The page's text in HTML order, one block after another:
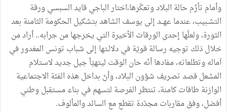
وأمام تأزّمحالة البلادوتعكّرها،اختارالباجيقايدالسبسيورقة
التشـبيب،عندماعهــدإلى يوسف الشاهدبتشكيل الحكومة الثامنة بعد
الثورة،ولعلّها إحدى الورقات الأخيرة التي يخرجهامنجرابه..أرادمن
خلالذلك توجيه رسالةقويّةفيدلالـتها إلى شباب تونس المغدورفي
آمالهوتطلعاته،مفادهاأنّهحان الوقت ليتهيّأجيلجديدلاستلام
المشعلقصدتصريف شؤون البلاد،وأنّ بداخل هذه الفئة الاجتماعية
الوازنة طاقاتكامنة،تنتظرالفرصة لتسهمفي بناءمستقبلوطني
أفضل،وفقمقارباتمجدّدة تقطعمع السائدوالمألوف.